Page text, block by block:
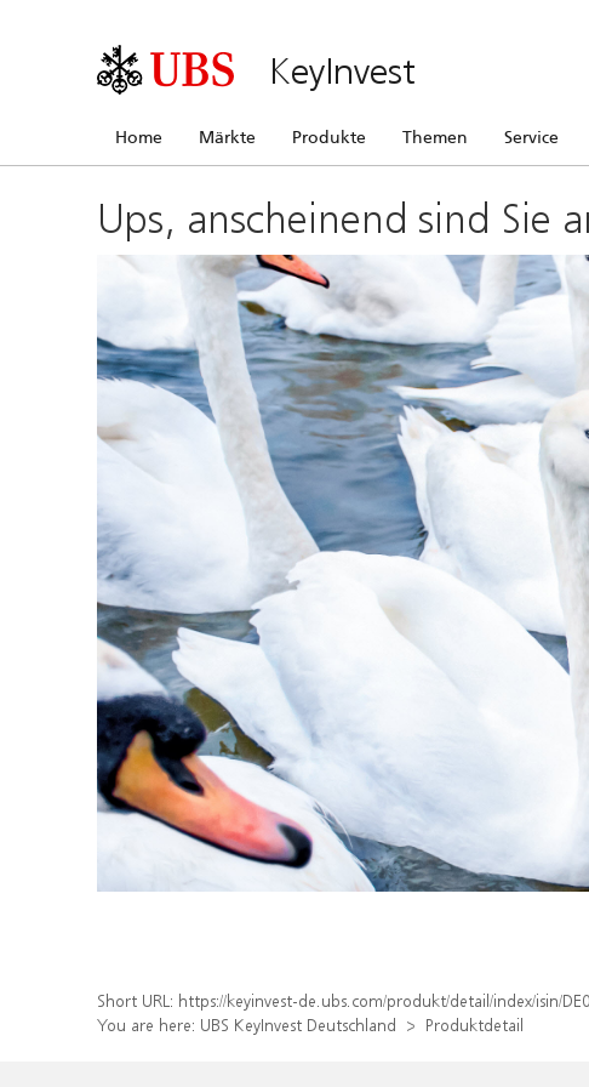
KeyInvest
Home Märkte Produkte Themen Service
Ups, anscheinend sind Sie
Short URL: https://keyinvest-de.ubs.com/produkt/detail/index/isin/
You are here: UBS KeyInvest Deutschland Produktdetail